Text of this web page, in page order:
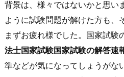
背景は、様々ではないかと思い
ように試験問題が解けた方も、
まずお疲れ様でした。国家試験
法士国家試験国家試験の解答速
準などが気になってしょうがな